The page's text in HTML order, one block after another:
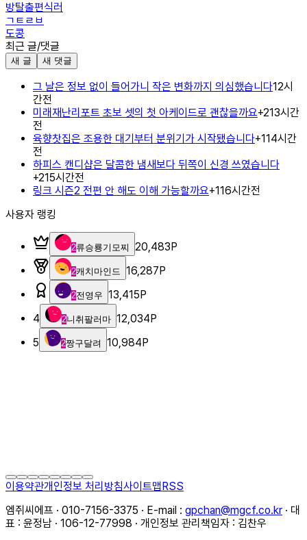
방탈출편식러
ㄱㅌㄹㅂ
도콩
최근 글/댓글
새 글 새 댓글
그 날은 정보 없이 들어가니 작은 변화까지 의심했습니다12시
간전
미래재난리포트 초보 셋의 첫 아케이드로 괜찮을까요+213시간
전
육향찻집은 조용한 대기부터 분위기가 시작됐습니다+114시간
전
하피스 캔디샵은 달콤한 냄새보다 뒤쪽이 신경 쓰였습니다
+215시간전
링크 시즌2 전편 안 해도 이해 가능할까요+116시간전
사용자 랭킹
2류승룡기모찌 20,483P
2캐치마인드 16,287P
2전영우 13,415P
4
2니취팔러마 12,034P
5
2짱구달려 10,984P
이용약관개인정보 처리방침사이트맵RSS
엠쥐씨에프 · 010-7156-3375 · E-mail : gpchan@mgcf.co.kr · 대
표 : 윤정남 · 106-12-77998 · 개인정보 관리책임자 : 김찬우